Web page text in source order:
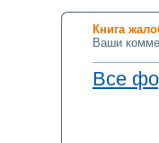
Книга
Ваши
Все